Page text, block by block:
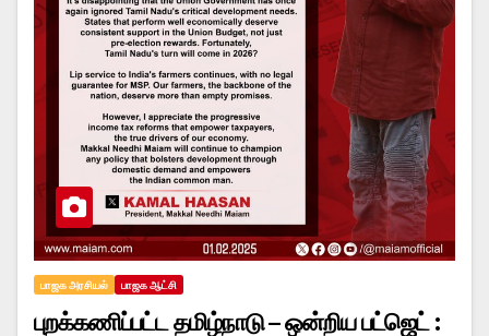
பாஜக அரசியல் பாஜக ஆட்சி
புறக்கணிப்பட்ட தமிழ்நாடு – ஒன்றிய பட்ஜெட் :